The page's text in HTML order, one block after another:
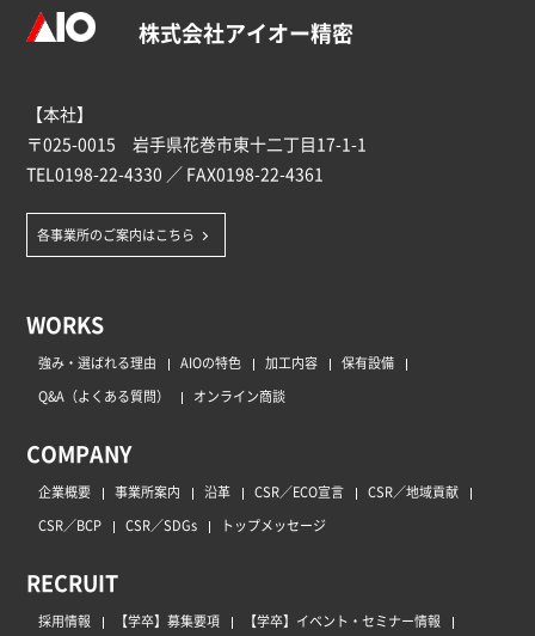
株式会社アイオー精密
【本社】
〒025-0015 岩手県花巻市東十二丁目17-1-1
TEL0198-22-4330 ／ FAX0198-22-4361
各事業所のご案内はこちら
WORKS
強み・選ばれる理由 AIOの特色 加工内容
保有設備
Q&A（よくある質問）
オンライン商談
COMPANY
企業概要 事業所案内 沿革 CSR／ECO宣言
CSR／地域貢献
CSR／BCP
CSR／SDGs トップメッセージ
RECRUIT
採用情報 【学卒】募集要項
【学卒】イベント・セミナー情報